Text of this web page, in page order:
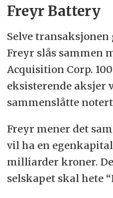
Freyr Battery
Selve
Freyr slås sammen
Acquisition Corp.
eksisterende aksjer
sammenslåtte
Freyr mener det
vil ha en
milliarder kroner.
selskapet skal hete